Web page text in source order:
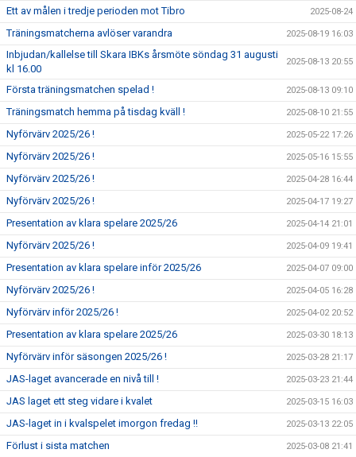
Ett av målen i tredje perioden mot Tibro 2025-08-24
Träningsmatcherna avlöser varandra 2025-08-19 16:03
Inbjudan/kallelse till Skara IBKs årsmöte söndag 31 augusti
kl 16.00
2025-08-13 20:55
Första träningsmatchen spelad ! 2025-08-13 09:10
Träningsmatch hemma på tisdag kväll ! 2025-08-10 21:55
Nyförvärv 2025/26 ! 2025-05-22 17:26
Nyförvärv 2025/26 ! 2025-05-16 15:55
Nyförvärv 2025/26 ! 2025-04-28 16:44
Nyförvärv 2025/26 ! 2025-04-17 19:27
Presentation av klara spelare 2025/26 2025-04-14 21:01
Nyförvärv 2025/26 ! 2025-04-09 19:41
Presentation av klara spelare inför 2025/26 2025-04-07 09:00
Nyförvärv 2025/26 ! 2025-04-05 16:28
Nyförvärv inför 2025/26 ! 2025-04-02 20:52
Presentation av klara spelare 2025/26 2025-03-30 18:13
Nyförvärv inför säsongen 2025/26 ! 2025-03-28 21:17
JAS-laget avancerade en nivå till ! 2025-03-23 21:44
JAS laget ett steg vidare i kvalet 2025-03-15 16:03
JAS-laget in i kvalspelet imorgon fredag !! 2025-03-13 22:05
Förlust i sista matchen 2025-03-08 21:41